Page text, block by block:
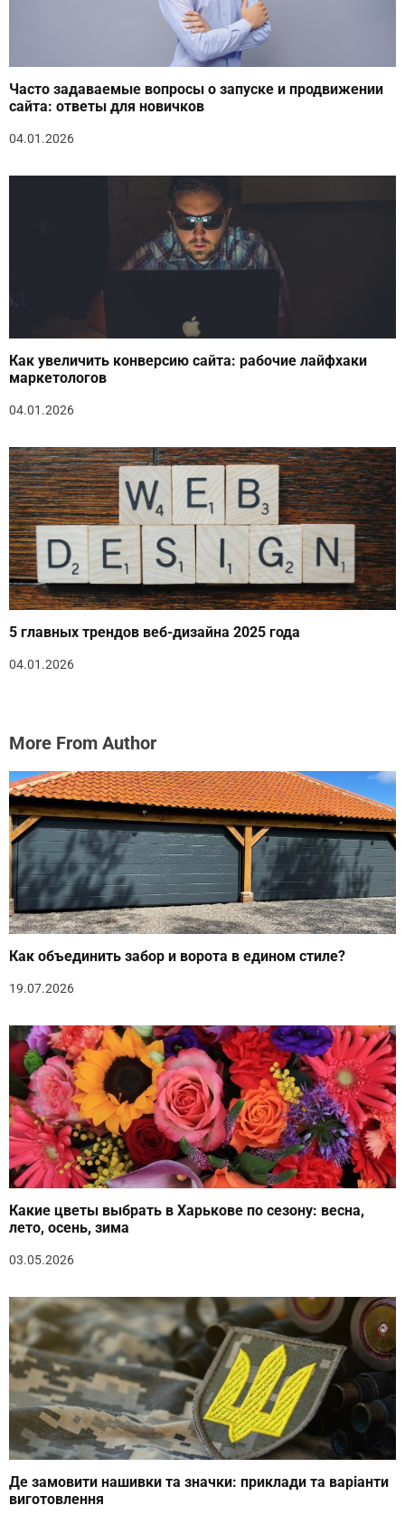
Часто задаваемые вопросы о запуске и продвижении
сайта: ответы для новичков
04.01.2026
Как увеличить конверсию сайта: рабочие лайфхаки
маркетологов
04.01.2026
5 главных трендов веб-дизайна 2025 года
04.01.2026
More From Author
Как объединить забор и ворота в едином стиле?
19.07.2026
Какие цветы выбрать в Харькове по сезону: весна,
лето, осень, зима
03.05.2026
Де замовити нашивки та значки: приклади та варіанти
виготовлення